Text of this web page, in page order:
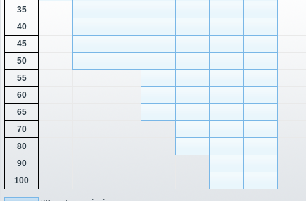
35
40
45
50
55
60
65
70
80
90
100